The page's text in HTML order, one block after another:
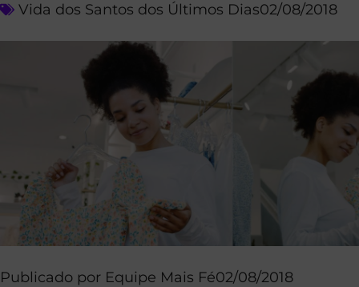
Vida dos Santos dos Últimos Dias02/08/2018
Publicado por Equipe Mais Fé02/08/2018